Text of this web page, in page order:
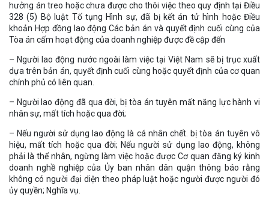
hưởng án treo hoặc chưa được cho thôi việc theo quy định tại Điều
328 (5) Bộ luật Tố tụng Hình sự, đã bị kết án tử hình hoặc Điều
khoản Hợp đồng lao động Các bản án và quyết định cuối cùng của
Tòa án cấm hoạt động của doanh nghiệp được đề cập đến
– Người lao động nước ngoài làm việc tại Việt Nam sẽ bị trục xuất
dựa trên bản án, quyết định cuối cùng hoặc quyết định của cơ quan
chính phủ có liên quan.
– Người lao động đã qua đời, bị tòa án tuyên mất năng lực hành vi
nhân sự, mất tích hoặc qua đời;
– Nếu người sử dụng lao động là cá nhân chết. bị tòa án tuyên vô
hiệu, mất tích hoặc qua đời; Nếu người sử dụng lao động, không
phải là thể nhân, ngừng làm việc hoặc được Cơ quan đăng ký kinh
doanh nghề nghiệp của Ủy ban nhân dân quận thông báo rằng
không có người đại diện theo pháp luật hoặc người được người đó
ủy quyền; Nghĩa vụ.